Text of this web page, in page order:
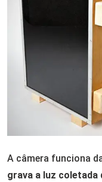
A câmera funciona
grava a luz coletada